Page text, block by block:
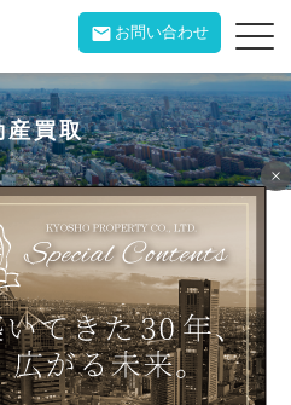
お問い合わせ
産買取
のお客様へ京商プロパ
取ります。
地1筆、戸建1軒、マンシ
取いたします。
×